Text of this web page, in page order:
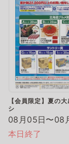
【会員限定】夏の
シ
08月05日〜08
本日終了